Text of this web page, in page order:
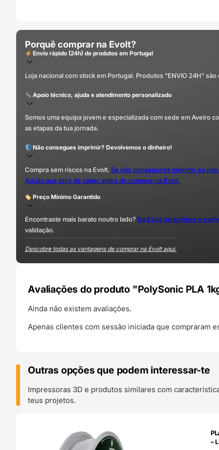
Porquê comprar na Evolt?
Envio rápido (24h) de produtos em Portugal
Loja nacional com stock em Portugal. Produtos "ENVIO 24H"
Apoio técnico, ajuda e atendimento personalizado
Somos uma equipa jovem e especializada com sede em Aveiro
as etapas da tua jornada.
Não consegues imprimir? Devolvemos o dinheiro!
Compra sem riscos na Evolt. Se não conseguires imprimir ou
Aquilo que tens de saber antes de comprar na Evolt.
Preço Mínimo Garantido
Encontraste mais barato noutro lado? Na Evolt garantimos o
validação.
Descobre todas as vantagens de comprar na Evolt aqui.
Avaliações do produto "PolySonic PLA
Ainda não existem avaliações.
Apenas clientes com sessão iniciada que compraram
Outras opções que podem interessar-te
Impressoras 3D e produtos similares com
teus projetos.
–